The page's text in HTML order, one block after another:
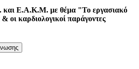
Ε.Α.Κ.Μ. με θέμα "Το εργασιακό
οι καρδιολογικοί παράγοντες